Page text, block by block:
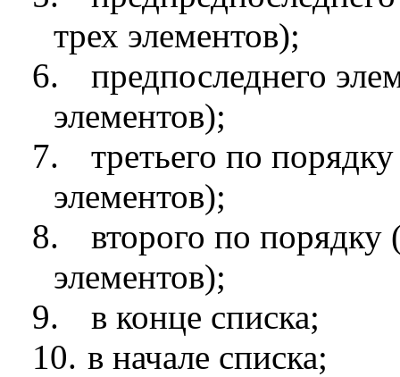
трех элементов);
6.
предпоследнего
элементов);
7.
третьего по
элементов);
8.
второго по порядку
элементов);
9.
в конце списка;
10. в начале списка;